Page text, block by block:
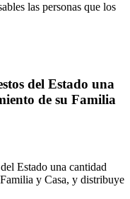
las personas que los
del Estado una
de su Familia
Estado una cantidad
y Casa, y distribuye